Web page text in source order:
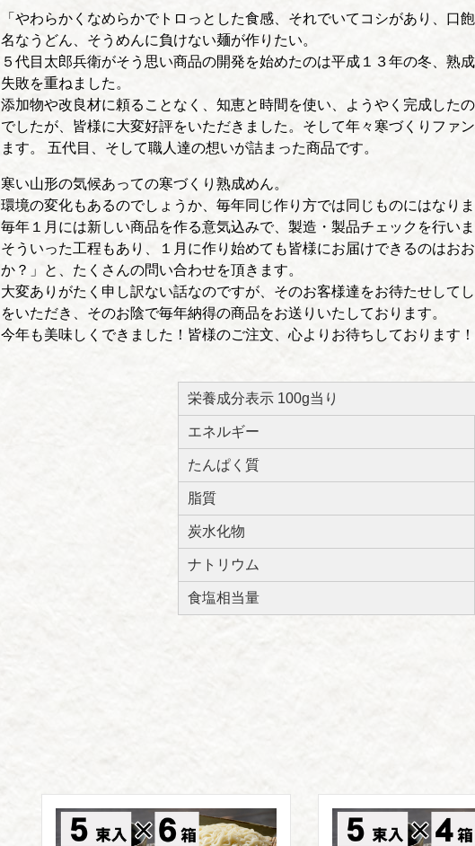
「やわらかくなめらかでトロっとした食感、それでいてコシがあり、
名なうどん、そうめんに負けない麺が作りたい。
５代目太郎兵衛がそう思い商品の開発を始めたのは平成１３年の冬、熟
失敗を重ねました。
添加物や改良材に頼ることなく、知恵と時間を使い、ようやく完成した
でしたが、皆様に大変好評をいただきました。そして年々寒づくりファ
ます。 五代目、そして職人達の想いが詰まった商品です。
寒い山形の気候あっての寒づくり熟成めん。
環境の変化もあるのでしょうか、毎年同じ作り方では同じものにはなりま
毎年１月には新しい商品を作る意気込みで、製造・製品チェックを行いま
そういった工程もあり、１月に作り始めても皆様にお届けできるのはお
か？」と、たくさんの問い合わせを頂きます。
大変ありがたく申し訳ない話なのですが、そのお客様達をお待たせして
をいただき、そのお陰で毎年納得の商品をお送りいたしております。
今年も美味しくできました！皆様のご注文、心よりお待ちしております！
栄養成分表示 100g当り
エネルギー
たんぱく質
脂質
炭水化物
ナトリウム
食塩相当量